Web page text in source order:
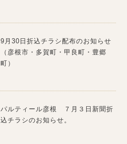
9月30日折込チラシ配布のお知らせ
（彦根市・多賀町・甲良町・豊郷
町）
パルティール彦根 ７月３日新聞折
込チラシのお知らせ。